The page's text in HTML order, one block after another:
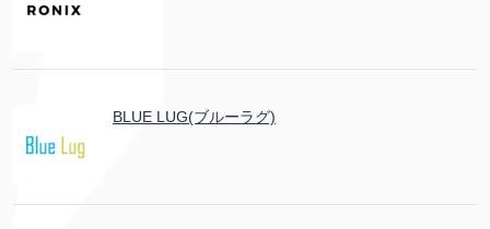
BLUE LUG(ブルーラグ)